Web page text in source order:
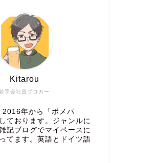
若手会社員ブロガー
Kitarou
年から「ポメパ
ております。ジャンルに
記ブログでマイペースに
てます。英語とドイツ語